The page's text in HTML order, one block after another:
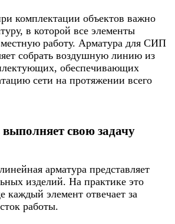
комплектации объектов важно
в которой все элементы
работу. Арматура для СИП
собрать воздушную линию из
обеспечивающих
сети на протяжении всего
свою задачу
арматура представляет
изделий. На практике это
каждый элемент отвечает за
работы.